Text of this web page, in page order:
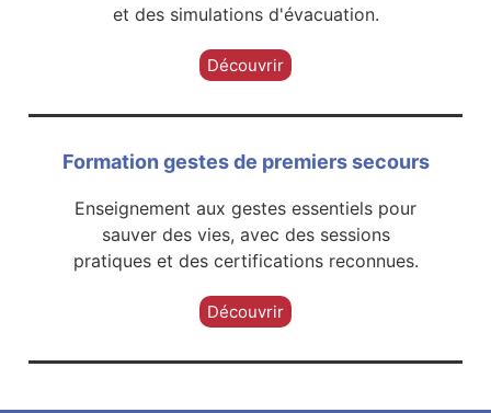
et des simulations d'évacuation.
Découvrir
Formation gestes de premiers secours
Enseignement aux gestes essentiels pour
sauver des vies, avec des sessions
pratiques et des certifications reconnues.
Découvrir